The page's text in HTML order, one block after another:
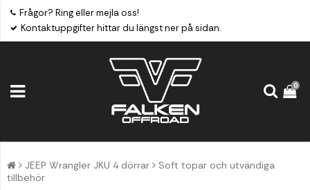
Frågor? Ring eller mejla oss!
Kontaktuppgifter hittar du längst ner på sidan.
0
JEEP Wrangler JKU 4 dörrar
Soft topar och utvändiga
tillbehör